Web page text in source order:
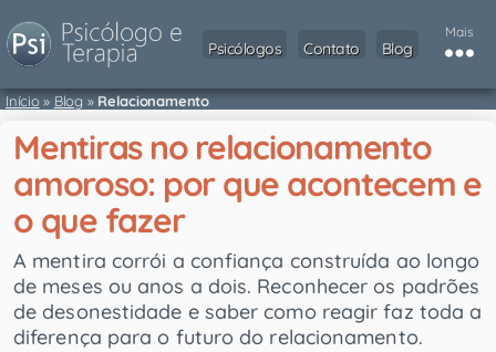
Psicólogos Contato Blog
Mais
Início» Blog»Relacionamento
Mentiras no relacionamento
amoroso: por que acontecem e
o que fazer
A mentira corrói a confiança construída ao longo
de meses ou anos a dois. Reconhecer os padrões
de desonestidade e saber como reagir faz toda a
diferença para o futuro do relacionamento.